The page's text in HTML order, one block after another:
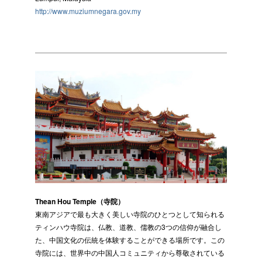
http://www.muziumnegara.gov.my
Thean Hou Temple（寺院）
東南アジアで最も大きく美しい寺院のひとつとして知られる
ティンハウ寺院は、仏教、道教、儒教の3つの信仰が融合し
た、中国文化の伝統を体験することができる場所です。この
寺院には、世界中の中国人コミュニティから尊敬されている